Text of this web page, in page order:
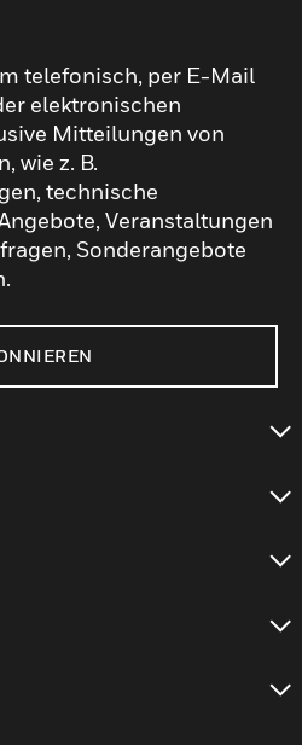
telefonisch, per E-Mail
elektronischen
Mitteilungen von
wie z. B.
technische
Veranstaltungen
Sonderangebote